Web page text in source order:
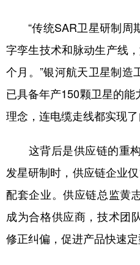
“传统SAR卫星研制周
字孪生技术和脉动生产线
个月。”银河航天卫星制造
已具备年产150颗卫星的
理念，连电缆走线都实现了
这背后是供应链的重构
发星研制时，供应链企业
配套企业。供应链总监黄
成为合格供应商，技术团
修正纠偏，促进产品快速定